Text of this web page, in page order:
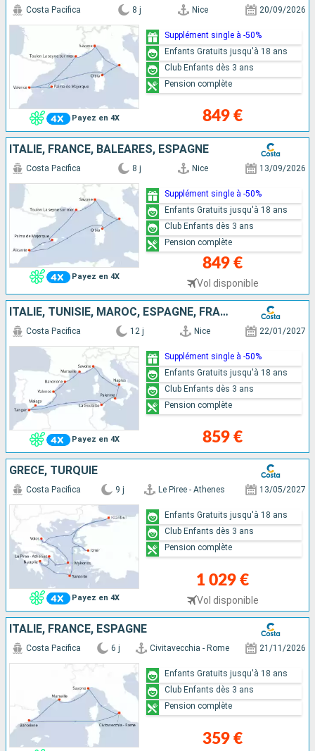
Payez en 4X
Costa Pacifica 8 j Nice 20/09/2026
849 €
Supplément single à -50%
Enfants Gratuits jusqu'à 18 ans
Club Enfants dès 3 ans
Pension complète
ITALIE, FRANCE, BALÉARES, ESPAGNE
Payez en 4X
Costa Pacifica 8 j Nice 13/09/2026
849 €
Vol disponible
Supplément single à -50%
Enfants Gratuits jusqu'à 18 ans
Club Enfants dès 3 ans
Pension complète
ITALIE, TUNISIE, MAROC, ESPAGNE, FRANCE
Payez en 4X
Costa Pacifica 12 j Nice 22/01/2027
859 €
Supplément single à -50%
Enfants Gratuits jusqu'à 18 ans
Club Enfants dès 3 ans
Pension complète
GRÈCE, TURQUIE
Payez en 4X
Costa Pacifica 9 j Le Piree - Athenes 13/05/2027
1 029 €
Vol disponible
Enfants Gratuits jusqu'à 18 ans
Club Enfants dès 3 ans
Pension complète
ITALIE, FRANCE, ESPAGNE
Costa Pacifica 6 j Civitavecchia - Rome 21/11/2026
359 €
Enfants Gratuits jusqu'à 18 ans
Club Enfants dès 3 ans
Pension complète